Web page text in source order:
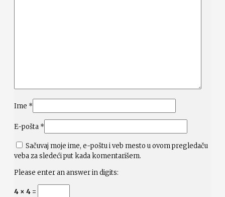
Ime *
E-pošta *
Sačuvaj moje ime, e-poštu i veb mesto u ovom pregledaču
veba za sledeći put kada komentarišem.
Please enter an answer in digits:
4 × 4 =